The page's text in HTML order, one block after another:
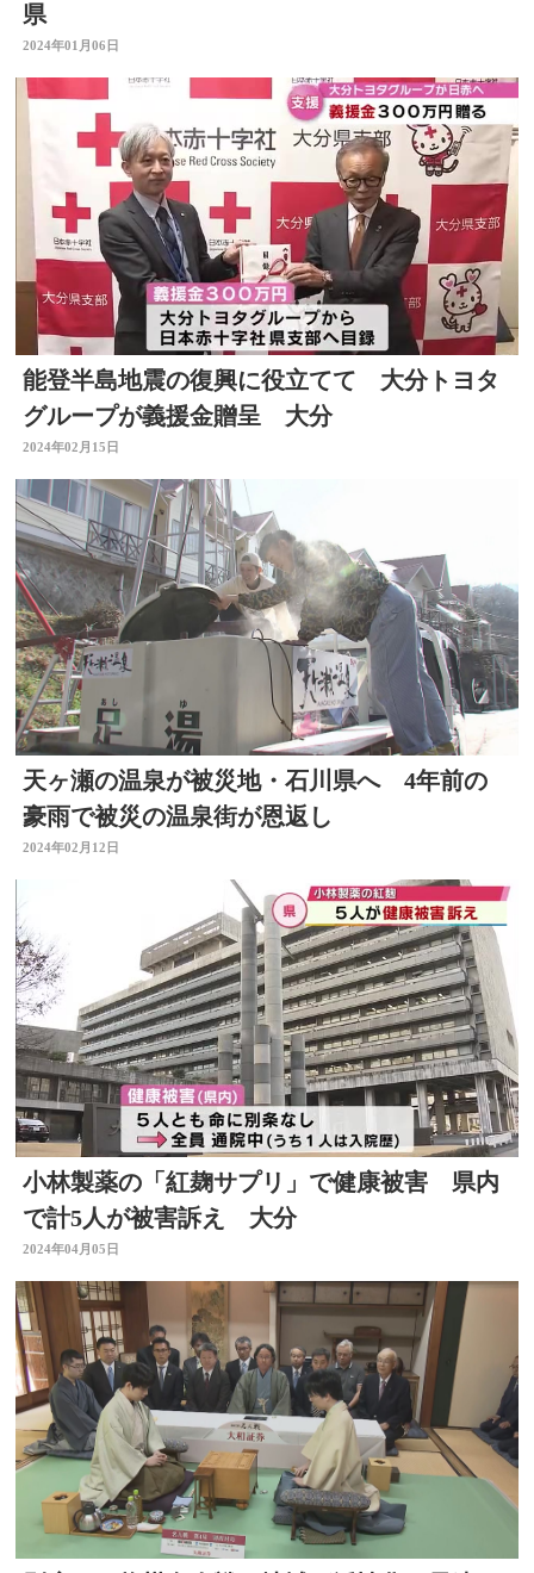
県
2024年01月06日
能登半島地震の復興に役立てて 大分トヨタ
グループが義援金贈呈 大分
2024年02月15日
天ヶ瀬の温泉が被災地・石川県へ 4年前の
豪雨で被災の温泉街が恩返し
2024年02月12日
小林製薬の「紅麹サプリ」で健康被害 県内
で計5人が被害訴え 大分
2024年04月05日